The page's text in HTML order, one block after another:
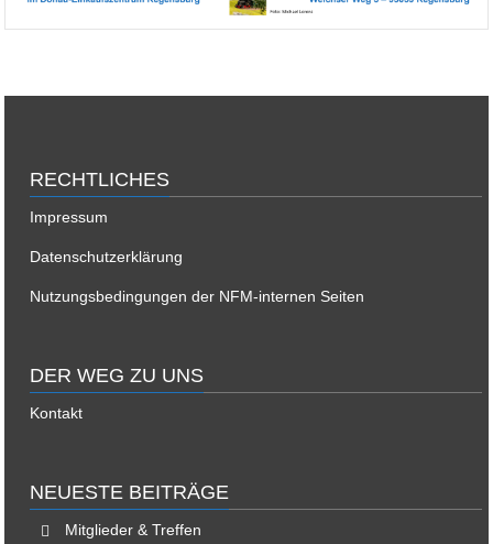
RECHTLICHES
Impressum
Datenschutzerklärung
Nutzungsbedingungen der NFM-internen Seiten
DER WEG ZU UNS
Kontakt
NEUESTE BEITRÄGE
Mitglieder & Treffen